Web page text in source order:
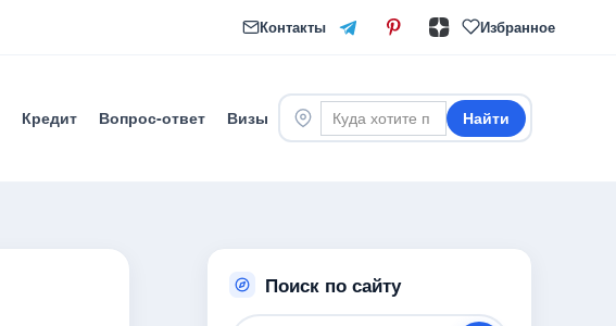
Контакты Избранное
Кредит Вопрос-ответ Визы Найти
Поиск по сайту